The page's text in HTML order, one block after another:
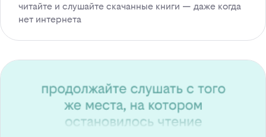
читайте и слушайте скачанные книги — даже когда
нет интернета